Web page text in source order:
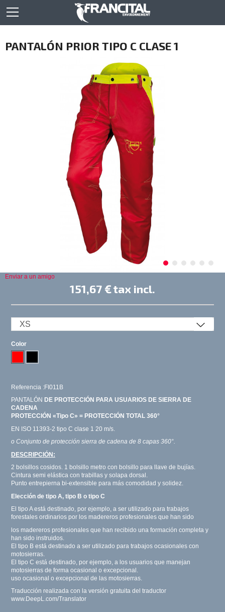
PANTALÓN PRIOR TIPO C CLASE 1
Enviar a un amigo
151,67 €tax incl.
Color
Referencia :FI011B
PANTALÓN DE PROTECCIÓN PARA USUARIOS DE SIERRA DE
CADENA
PROTECCIÓN «Tipo C» = PROTECCIÓN TOTAL 360°
EN ISO 11393-2 tipo C clase 1 20 m/s.
o Conjunto de protección sierra de cadena de 8 capas 360°.
DESCRIPCIÓN:
2 bolsillos cosidos. 1 bolsillo metro con bolsillo para llave de bujías.
Cintura semi elástica con trabillas y solapa dorsal.
Punto entrepierna bi-extensible para más comodidad y solidez.
Elección de tipo A, tipo B o tipo C
El tipo A está destinado, por ejemplo, a ser utilizado para trabajos
forestales ordinarios por los madereros profesionales que han sido
los madereros profesionales que han recibido una formación completa y
han sido instruidos.
El tipo B está destinado a ser utilizado para trabajos ocasionales con
motosierras.
El tipo C está destinado, por ejemplo, a los usuarios que manejan
motosierras de forma ocasional o excepcional.
uso ocasional o excepcional de las motosierras.
Traducción realizada con la versión gratuita del traductor
www.DeepL.com/Translator